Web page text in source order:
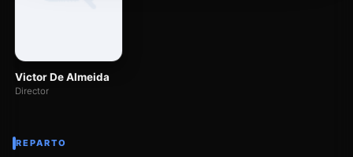
Victor De Almeida
Director
REPARTO